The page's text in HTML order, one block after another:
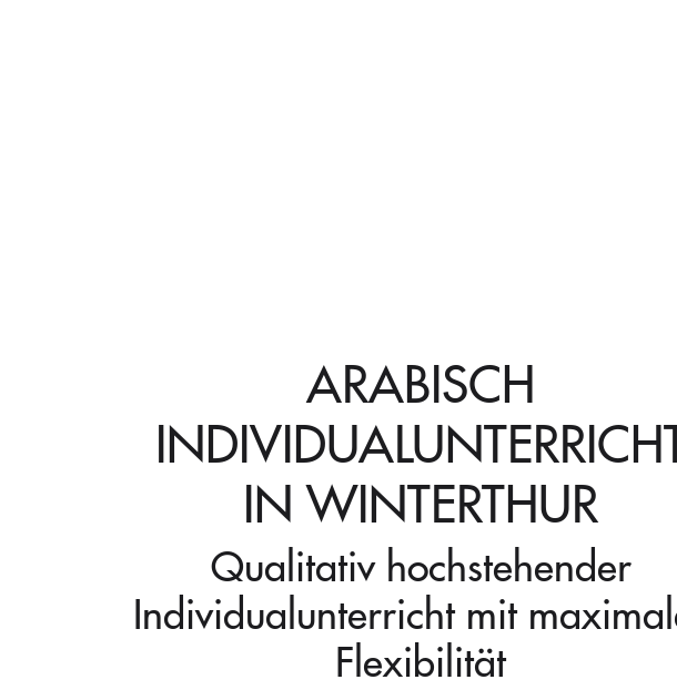
ARABISCH
IN WINTERTHUR
Qualitativ hochstehender
Individualunterricht mit
Flexibilität